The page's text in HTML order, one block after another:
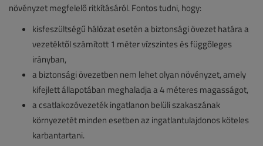
növényzet megfelelő ritkításáról. Fontos tudni, hogy:
kisfeszültségű hálózat esetén a biztonsági övezet határa a
vezetéktől számított 1 méter vízszintes és függőleges
irányban,
a biztonsági övezetben nem lehet olyan növényzet, amely
kifejlett állapotában meghaladja a 4 méteres magasságot,
a csatlakozóvezeték ingatlanon belüli szakaszának
környezetét minden esetben az ingatlantulajdonos köteles
karbantartani.